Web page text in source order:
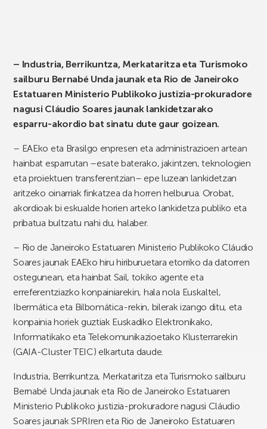
– Industria, Berrikuntza, Merkataritza eta Turismoko
sailburu Bernabé Unda jaunak eta Rio de Janeiroko
Estatuaren Ministerio Publikoko justizia-prokuradore
nagusi Cláudio Soares jaunak lankidetzarako
esparru-akordio bat sinatu dute gaur goizean.
– EAEko eta Brasilgo enpresen eta administrazioen artean
hainbat esparrutan –esate baterako, jakintzen, teknologien
eta proiektuen transferentzian– epe luzean lankidetzan
aritzeko oinarriak finkatzea da horren helburua. Orobat,
akordioak bi eskualde horien arteko lankidetza publiko eta
pribatua bultzatu nahi du, halaber.
– Rio de Janeiroko Estatuaren Ministerio Publikoko Cláudio
Soares jaunak EAEko hiru hiriburuetara etorriko da datorren
ostegunean, eta hainbat Sail, tokiko agente eta
erreferentziazko konpainiarekin, hala nola Euskaltel,
Ibermática eta Bilbomática-rekin, bilerak izango ditu, eta
konpainia horiek guztiak Euskadiko Elektronikako,
Informatikako eta Telekomunikazioetako Klusterrarekin
(GAIA-Cluster TEIC) elkartuta daude.
Industria, Berrikuntza, Merkataritza eta Turismoko sailburu
Bernabé Unda jaunak eta Rio de Janeiroko Estatuaren
Ministerio Publikoko justizia-prokuradore nagusi Cláudio
Soares jaunak SPRIren eta Rio de Janeiroko Estatuaren